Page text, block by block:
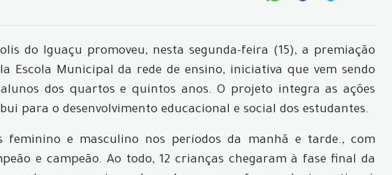
do Iguaçu promoveu, nesta segunda-feira (15), a premiação
Escola Municipal da rede de ensino, iniciativa que vem sendo
dos quartos e quintos anos. O projeto integra as ações
para o desenvolvimento educacional e social dos estudantes.
feminino e masculino nos períodos da manhã e tarde., com
e campeão. Ao todo, 12 crianças chegaram à fase final da